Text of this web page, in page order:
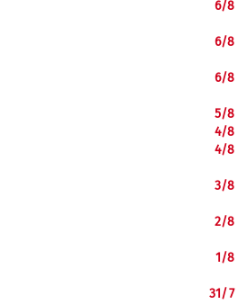
6/8
6/8
6/8
5/8
4/8
4/8
3/8
2/8
1/8
31/7